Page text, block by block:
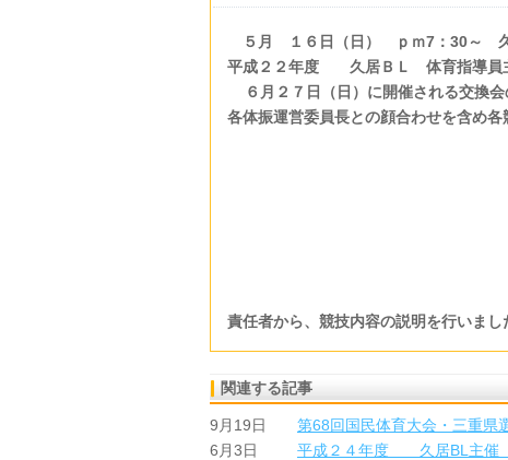
５月 １６日（日） ｐｍ7：30～ 久
平成２２年度 久居ＢＬ 体育指導員
６月２７日（日）に開催される交換会
各体振運営委員長との顔合わせを含め各
責任者から、競技内容の説明を行いまし
関連する記事
9月19日
第68回国民体育大会・三重県
6月3日
平成２４年度 久居BL主催